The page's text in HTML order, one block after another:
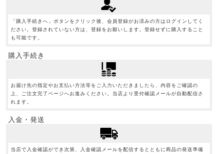
「購入手続きへ」ボタンをクリック後、会員登録がお済みの方はログインしてく
ださい。登録されていない方は、登録をお願いします。登録せずに購入すること
も可能です。
購入手続き
お届け先の指定やお支払い方法等をご入力いただきましたら、内容をご確認の
上、ご注文完了ページへお進みください。当店より受付確認メールが自動配信さ
れます。
入金・発送
当店で入金確認ができ次第、入金確認メールを配信するとともに商品の発送準備